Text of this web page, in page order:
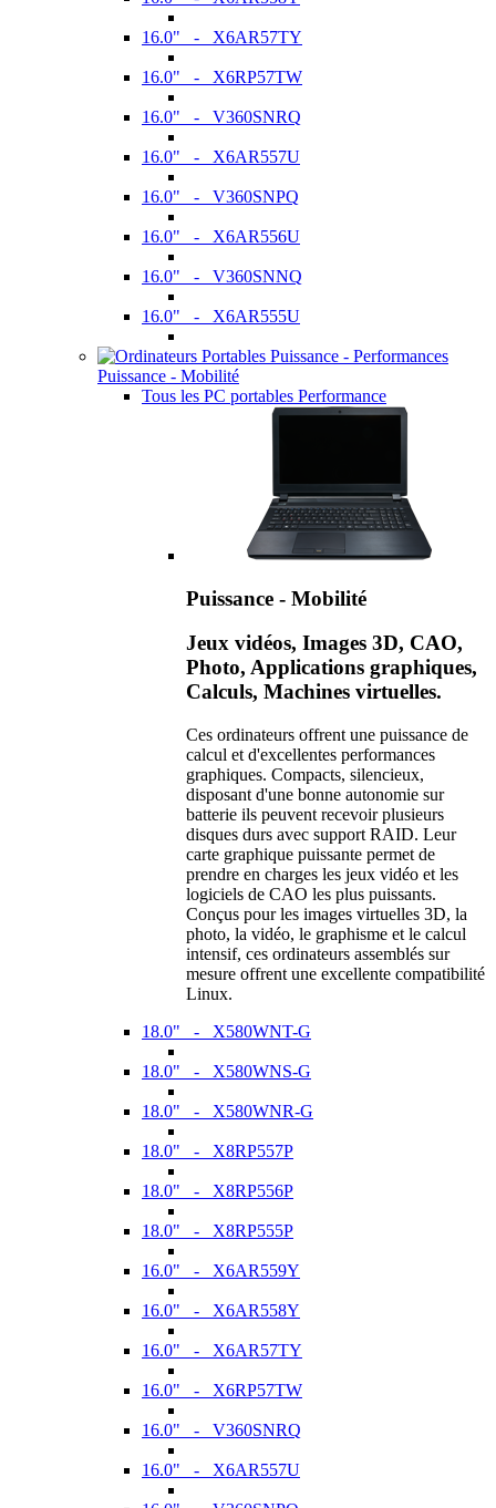
16.0" - X6AR57TY
16.0" - X6RP57TW
16.0" - V360SNRQ
16.0" - X6AR557U
16.0" - V360SNPQ
16.0" - X6AR556U
16.0" - V360SNNQ
16.0" - X6AR555U
Puissance - Mobilité
Tous les PC portables Performance
Puissance - Mobilité
Jeux vidéos, Images 3D, CAO,
Photo, Applications graphiques,
Calculs, Machines virtuelles.
Ces ordinateurs offrent une puissance de
calcul et d'excellentes performances
graphiques. Compacts, silencieux,
disposant d'une bonne autonomie sur
batterie ils peuvent recevoir plusieurs
disques durs avec support RAID. Leur
carte graphique puissante permet de
prendre en charges les jeux vidéo et les
logiciels de CAO les plus puissants.
Conçus pour les images virtuelles 3D, la
photo, la vidéo, le graphisme et le calcul
intensif, ces ordinateurs assemblés sur
mesure offrent une excellente compatibilité
Linux.
18.0" - X580WNT-G
18.0" - X580WNS-G
18.0" - X580WNR-G
18.0" - X8RP557P
18.0" - X8RP556P
18.0" - X8RP555P
16.0" - X6AR559Y
16.0" - X6AR558Y
16.0" - X6AR57TY
16.0" - X6RP57TW
16.0" - V360SNRQ
16.0" - X6AR557U